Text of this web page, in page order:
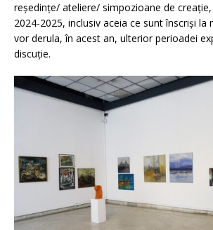
reședințe/ ateliere/ simpozioane de
2024-2025, inclusiv aceia ce sunt înscriși la
vor derula, în acest an, ulterior perioadei
discuție.